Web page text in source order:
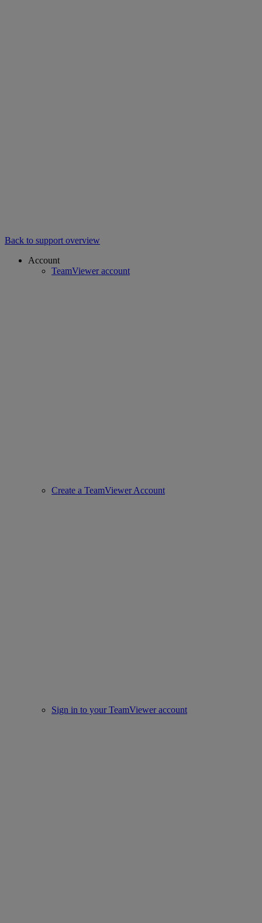
Back to support overview
Account
TeamViewer account
Create a TeamViewer Account
Sign in to your TeamViewer account